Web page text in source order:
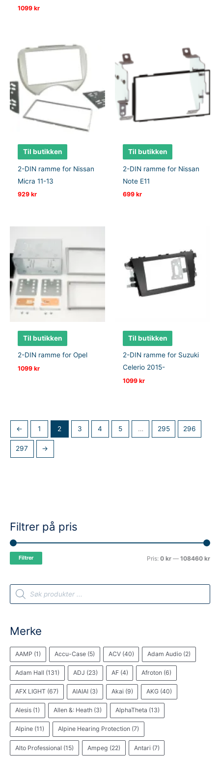
Filtrer på pris
M
n
M
k
Filtrer Pris: 0 kr — 108460 kr
P
d
t
s
c
Merke
AAMP (1) Accu-Case (5) ACV (40) Adam Audio (2)
Adam Hall (131) ADJ (23) AF (4) Afroton (6)
AFX LIGHT (67) AIAIAI (3) Akai (9) AKG (40)
Alesis (1) Allen &: Heath (3) AlphaTheta (13)
Alpine (11) Alpine Hearing Protection (7)
Alto Professional (15) Ampeg (22) Antari (7)
1099kr
Til butikken
2-DIN ramme for Nissan
Micra 11-13
929kr
Til butikken
2-DIN ramme for Nissan
Note E11
699kr
Til butikken
2-DIN ramme for Opel
1099kr
Til butikken
2-DIN ramme for Suzuki
Celerio 2015-
1099kr
← 1 2 3 4 5 … 295 296
297 →